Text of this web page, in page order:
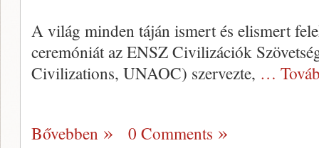
A világ minden táján ismert és elismert
ceremóniát az ENSZ Civilizációk
Civilizations, UNAOC) szervezte, …
Bővebben 0 Comments